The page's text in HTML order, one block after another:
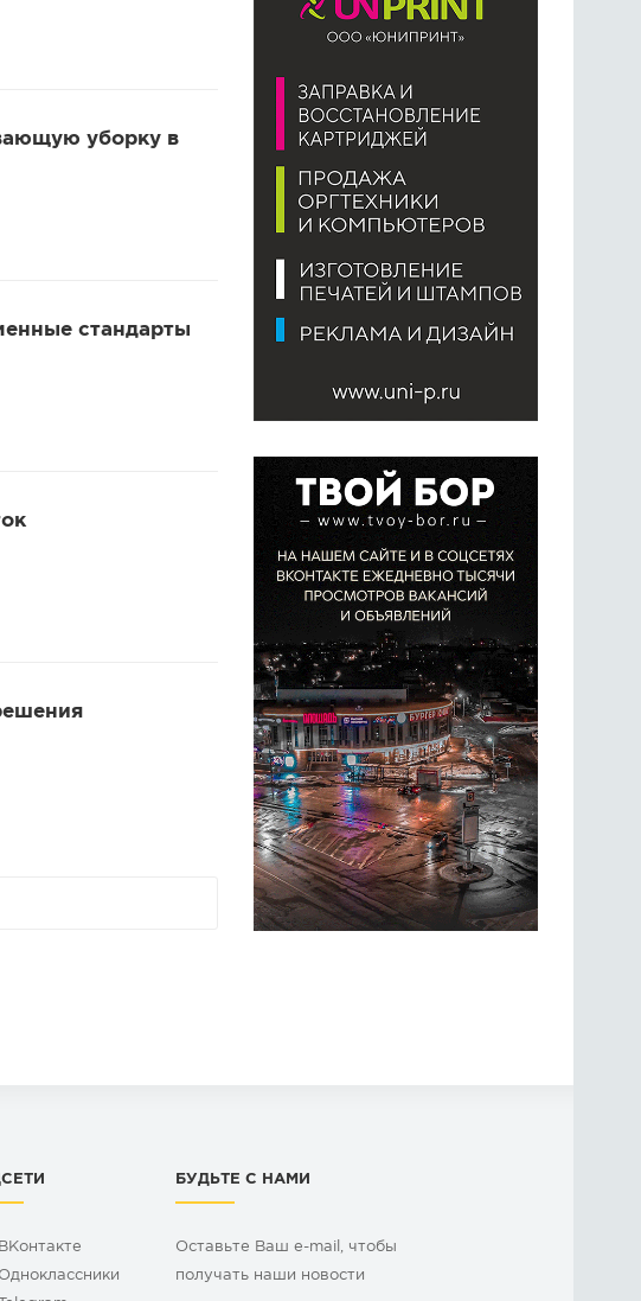
уборку в
стандарты
ВКонтакте
Одноклассники
БУДЬТЕ С НАМИ
Оставьте Ваш e-mail, чтобы
получать наши новости